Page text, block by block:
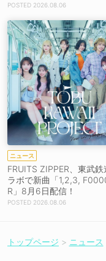
2026.08.06
ニュース
FRUITS ZIPPER、東武鉄
ラボで新曲「1,2,3,
R」8月6日配信！
2026.08.06
トップページ ニュース